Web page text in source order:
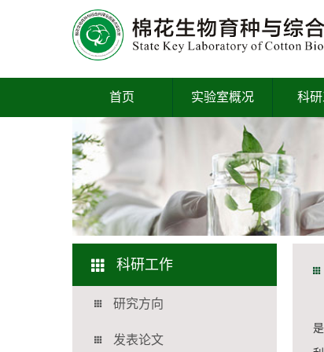
首页 实验室概况 科
科研工作
研究方向
发表论文